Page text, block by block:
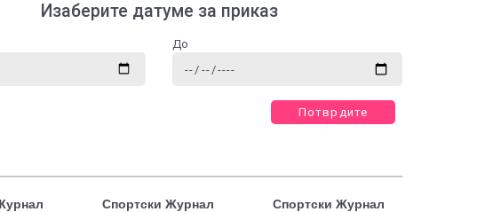
Изаберите датуме за приказ
До
Потврдите
Спортски Журнал
Спортски Журнал